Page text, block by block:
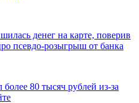
денег на карте, поверив
псевдо-розыгрыш от банка
80 тысяч рублей из-за